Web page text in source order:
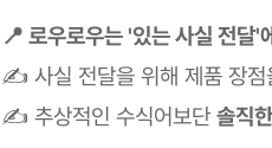
📍 로우로우는 '있는 사실 전달'
✍ 사실 전달을 위해 제품 장점
✍ 추상적인 수식어보단 솔직